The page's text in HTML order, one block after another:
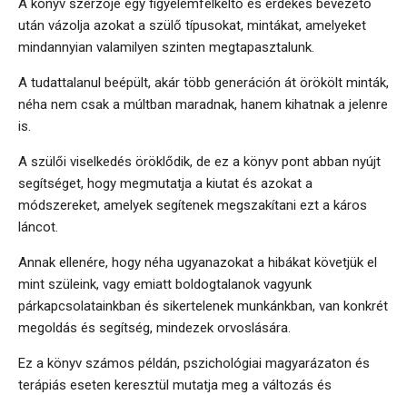
A könyv szerzője egy figyelemfelkeltő és érdekes bevezető
után vázolja azokat a szülő típusokat, mintákat, amelyeket
mindannyian valamilyen szinten megtapasztalunk.
A tudattalanul beépült, akár több generáción át örökölt minták,
néha nem csak a múltban maradnak, hanem kihatnak a jelenre
is.
A szülői viselkedés öröklődik, de ez a könyv pont abban nyújt
segítséget, hogy megmutatja a kiutat és azokat a
módszereket, amelyek segítenek megszakítani ezt a káros
láncot.
Annak ellenére, hogy néha ugyanazokat a hibákat követjük el
mint szüleink, vagy emiatt boldogtalanok vagyunk
párkapcsolatainkban és sikertelenek munkánkban, van konkrét
megoldás és segítség, mindezek orvoslására.
Ez a könyv számos példán, pszichológiai magyarázaton és
terápiás eseten keresztül mutatja meg a változás és